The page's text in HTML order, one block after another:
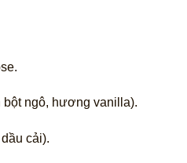
ngô, hương vanilla).
cải).